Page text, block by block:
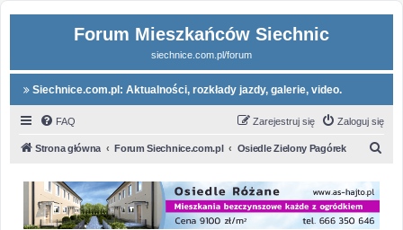
Forum Mieszkańców Siechnic
siechnice.com.pl/forum
Siechnice.com.pl: Aktualności, rozkłady jazdy, galerie, video.
FAQ Zaloguj się
Zarejestruj się
Strona główna Forum Siechnice.com.pl Osiedle Zielony Pagórek